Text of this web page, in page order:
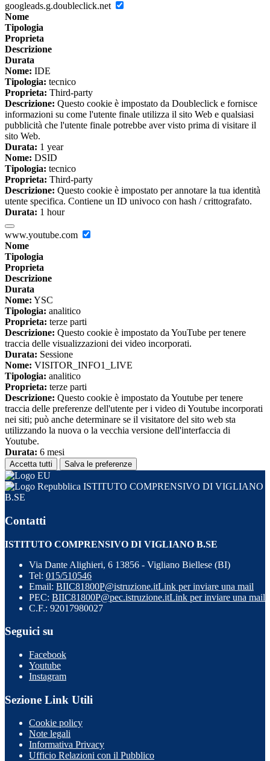
googleads.g.doubleclick.net
Nome
Tipologia
Proprieta
Descrizione
Durata
Nome: IDE
Tipologia: tecnico
Proprieta: Third-party
Descrizione: Questo cookie è impostato da Doubleclick e fornisce
informazioni su come l'utente finale utilizza il sito Web e qualsiasi
pubblicità che l'utente finale potrebbe aver visto prima di visitare il
sito Web.
Durata: 1 year
Nome: DSID
Tipologia: tecnico
Proprieta: Third-party
Descrizione: Questo cookie è impostato per annotare la tua identità
utente specifica. Contiene un ID univoco con hash / crittografato.
Durata: 1 hour
www.youtube.com
Nome
Tipologia
Proprieta
Descrizione
Durata
Nome: YSC
Tipologia: analitico
Proprieta: terze parti
Descrizione: Questo cookie è impostato da YouTube per tenere
traccia delle visualizzazioni dei video incorporati.
Durata: Sessione
Nome: VISITOR_INFO1_LIVE
Tipologia: analitico
Proprieta: terze parti
Descrizione: Questo cookie è impostato da Youtube per tenere
traccia delle preferenze dell'utente per i video di Youtube incorporati
nei siti; può anche determinare se il visitatore del sito web sta
utilizzando la nuova o la vecchia versione dell'interfaccia di
Youtube.
Durata: 6 mesi
Accetta tutti Salva le preferenze
ISTITUTO COMPRENSIVO DI VIGLIANO
B.SE
Contatti
ISTITUTO COMPRENSIVO DI VIGLIANO B.SE
Via Dante Alighieri, 6 13856 - Vigliano Biellese (BI)
Tel: 015/510546
Email: BIIC81800P@istruzione.itLink per inviare una mail
PEC: BIIC81800P@pec.istruzione.itLink per inviare una mail
C.F.: 92017980027
Seguici su
Facebook
Youtube
Instagram
Sezione Link Utili
Cookie policy
Note legali
Informativa Privacy
Ufficio Relazioni con il Pubblico